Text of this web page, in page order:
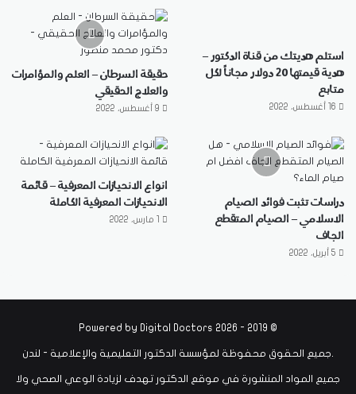
استلم هديتك من قناة الدكتور –
هدية قيمتها 20 دولار مجاناً لكل
متابع
16 أغسطس، 2022
حقيقة السرطان – العلم والمؤامرات
والعلاج الحقيقي
9 أغسطس، 2022
دراسات تثبت فوائد الصيام
الاسلامي – الصيام المتقطع
الجاف
5 أبريل، 2022
انواع الانحيازات المعرفية – قائمة
الانحيازات المعرفية الكاملة
© 2019 - 2026 Powered by
Digital Doctors
.جميع الحقوق محفوظة لمؤسسة الدكتور التعليمية والإعلامية - لندن
جميع المواد المنشورة في موقع الدكتور تهدف لزيادة الوعي الصحي ولا